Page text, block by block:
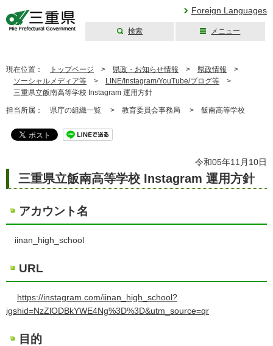
Foreign Languages
検索 メニュー
現在位置： トップページ > 県政・お知らせ情報 > 県政情報 >
ソーシャルメディア等 > LINE/Instagram/YouTube/ブログ等 >
三重県立飯南高等学校 Instagram 運用方針
担当所属： 県庁の組織一覧 > 教育委員会事務局 > 飯南高等学校
令和05年11月10日
三重県立飯南高等学校 Instagram 運用方針
アカウント名
iinan_high_school
URL
https://instagram.com/iinan_high_school?
igshid=NzZlODBkYWE4Ng%3D%3D&utm_source=qr
目的